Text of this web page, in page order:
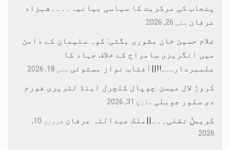
پنجاب کی مرکزیت کا سیاسی بیانیہ۔۔۔۔شہزاد
عرفان مئی 26, 2026
غلام حسین خان مشوری بگٹی: کوہ سلیمان کے دامن
میں انگریزی سامراج کے خلاف جہاد کا
علمبردار…….!!||آفتاب نواز مستوئی مئی 18, 2026
کروڑ لال عیسن :چوپال کلچرل اینڈ لٹریری فورم
دی سلور جوبلی مارچ 31, 2026
کریمݨ نقلی۔۔۔||ملک عبداللہ عرفان
فروری 10,
2026